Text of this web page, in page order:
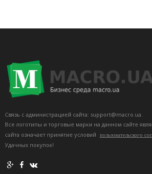
Связь с администрацией сайта: support@macro.ua.
Все логотипы и торговые марки на данном сайте
сайта означает принятие условий
пользовательского
Удачных покупок!